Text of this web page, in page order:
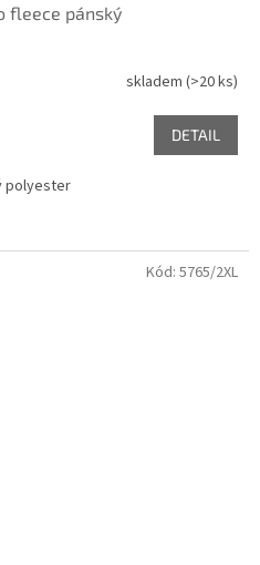
fleece pánský
skladem (>20 ks)
DETAIL
polyester
Kód: 5765/2XL